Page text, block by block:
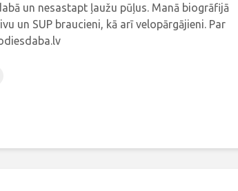
un nesastapt ļaužu pūļus. Manā biogrāfijā
un SUP braucieni, kā arī velopārgājieni. Par